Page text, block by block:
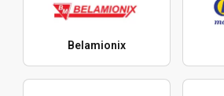
Belamionix